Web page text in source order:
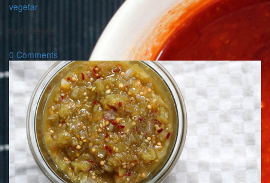
vegetar
-
by Piskeriset
-
0 Comments